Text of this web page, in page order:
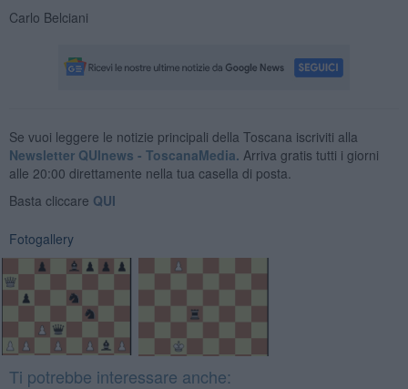
Carlo Belciani
Se vuoi leggere le notizie principali della Toscana iscriviti alla
Newsletter QUInews - ToscanaMedia. Arriva gratis tutti i giorni
alle 20:00 direttamente nella tua casella di posta.
Basta cliccare QUI
Fotogallery
Ti potrebbe interessare anche: